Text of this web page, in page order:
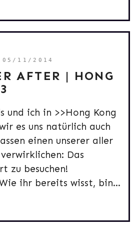
11/2014
AFTER | HONG
und ich in >>Hong Kong
es uns natürlich auch
einen unserer aller
Das
zu besuchen!
ihr bereits wisst, bin...